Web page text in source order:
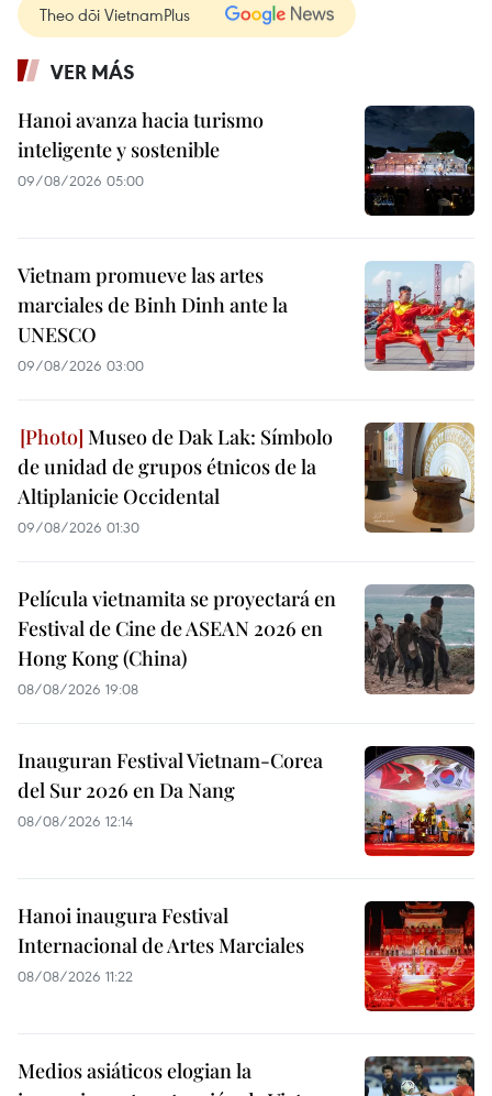
Theo dõi VietnamPlus
VER MÁS
Hanoi avanza hacia turismo
inteligente y sostenible
09/08/2026 05:00
Vietnam promueve las artes
marciales de Binh Dinh ante la
UNESCO
09/08/2026 03:00
Museo de Dak Lak: Símbolo
de unidad de grupos étnicos de la
Altiplanicie Occidental
09/08/2026 01:30
Película vietnamita se proyectará en
Festival de Cine de ASEAN 2026 en
Hong Kong (China)
08/08/2026 19:08
Inauguran Festival Vietnam-Corea
del Sur 2026 en Da Nang
08/08/2026 12:14
Hanoi inaugura Festival
Internacional de Artes Marciales
08/08/2026 11:22
Medios asiáticos elogian la